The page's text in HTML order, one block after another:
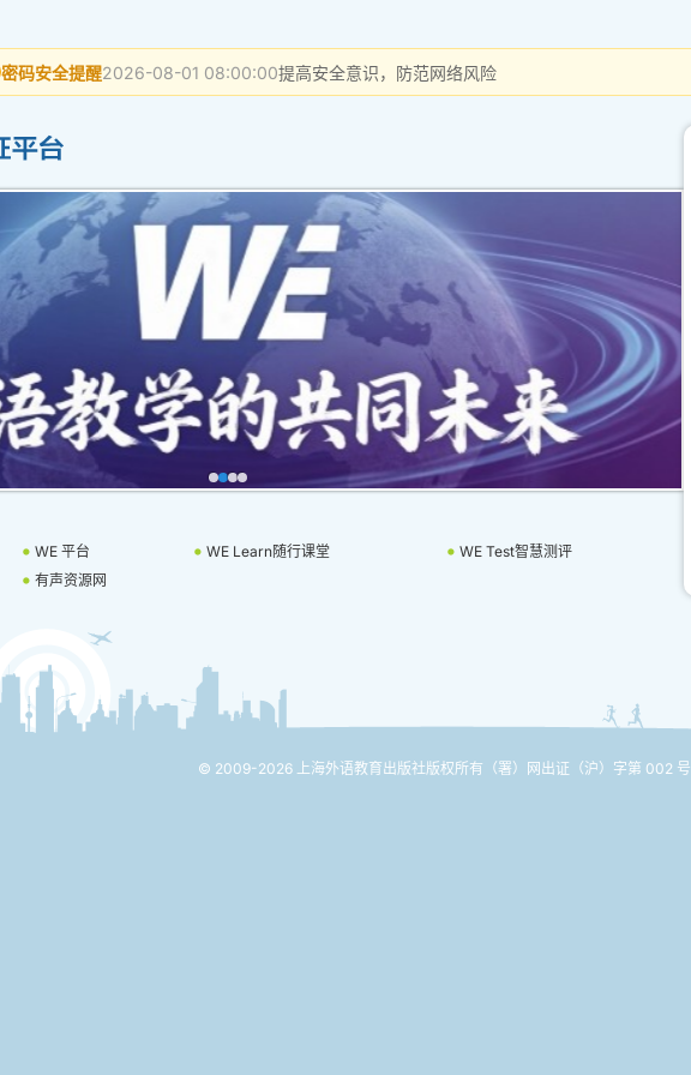
密码安全提醒2026-08-01 08:00:00提高安全意识，防范网络风险
WE 平台 WE Learn随行课堂
WE Test智慧测评
有声资源网
© 2009-2026 上海外语教育出版社版权所有 （署）网出证（沪）字第 002 号